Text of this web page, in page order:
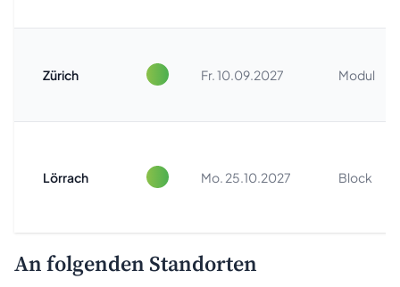
Zürich Fr. 10.09.2027 Modul
Lörrach Mo. 25.10.2027 Block
An folgenden Standorten